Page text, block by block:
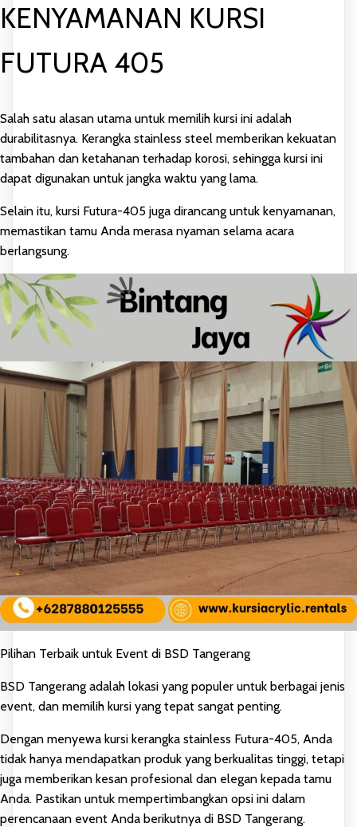
KENYAMANAN KURSI
FUTURA 405
Salah satu alasan utama untuk memilih kursi ini adalah
durabilitasnya. Kerangka stainless steel memberikan kekuatan
tambahan dan ketahanan terhadap korosi, sehingga kursi ini
dapat digunakan untuk jangka waktu yang lama.
Selain itu, kursi Futura-405 juga dirancang untuk kenyamanan,
memastikan tamu Anda merasa nyaman selama acara
berlangsung.
Pilihan Terbaik untuk Event di BSD Tangerang
BSD Tangerang adalah lokasi yang populer untuk berbagai jenis
event, dan memilih kursi yang tepat sangat penting.
Dengan menyewa kursi kerangka stainless Futura-405, Anda
tidak hanya mendapatkan produk yang berkualitas tinggi, tetapi
juga memberikan kesan profesional dan elegan kepada tamu
Anda. Pastikan untuk mempertimbangkan opsi ini dalam
perencanaan event Anda berikutnya di BSD Tangerang.